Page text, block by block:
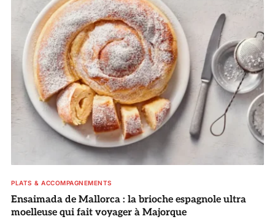
PLATS & ACCOMPAGNEMENTS
Ensaimada de Mallorca : la brioche espagnole ultra
moelleuse qui fait voyager à Majorque